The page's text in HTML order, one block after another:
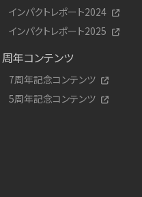
インパクトレポート2024
インパクトレポート2025
周年コンテンツ
7周年記念コンテンツ
5周年記念コンテンツ